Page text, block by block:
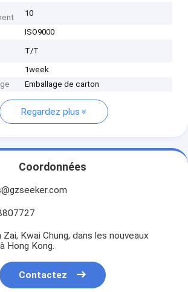
10
ISO9000
T/T
1week
Emballage de carton
Regardez plus
Coordonnées
Zai, Kwai Chung, dans les nouveaux
Hong Kong.
Contactez